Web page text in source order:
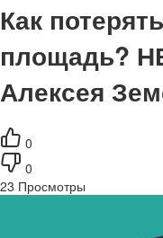
Как
площадь?
Алексея
0
0
23 Просмотры